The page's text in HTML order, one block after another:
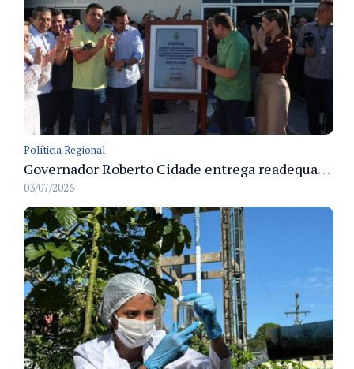
Políticia Regional
Governador Roberto Cidade entrega readequação do ambulatório da FCecon e amplia capacidade de atendimento oncológico em Manaus
03/07/2026